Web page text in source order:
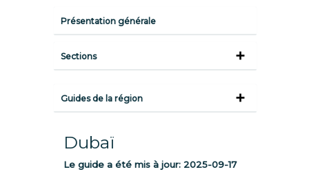
Présentation générale
Sections
Guides de la région
Dubaï
Le guide a été mis à jour: 2025-09-17